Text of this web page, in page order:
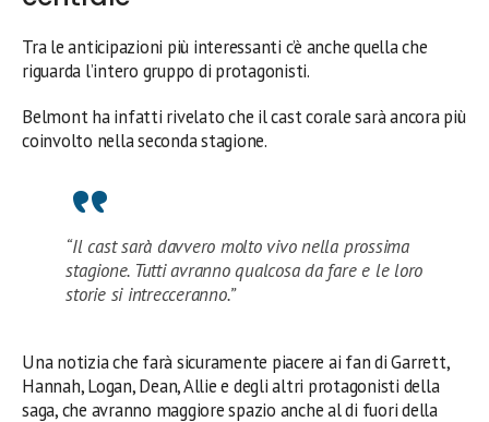
Tra le anticipazioni più interessanti c’è anche quella che
riguarda l’intero gruppo di protagonisti.
Belmont ha infatti rivelato che il cast corale sarà ancora più
coinvolto nella seconda stagione.
“Il cast sarà davvero molto vivo nella prossima
stagione. Tutti avranno qualcosa da fare e le loro
storie si intrecceranno.”
Una notizia che farà sicuramente piacere ai fan di Garrett,
Hannah, Logan, Dean, Allie e degli altri protagonisti della
saga, che avranno maggiore spazio anche al di fuori della